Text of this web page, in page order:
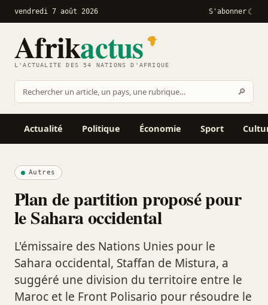
vendredi 7 août 2026 S'abonner
Afrikactus
L'ACTUALITÉ DES 54 NATIONS D'AFRIQUE
Rechercher
sur
Afrikactus
🔎
Actualité Politique Économie Sport
Autres
Plan de partition proposé pour
le Sahara occidental
L'émissaire des Nations Unies pour le
Sahara occidental, Staffan de Mistura, a
suggéré une division du territoire entre le
Maroc et le Front Polisario pour résoudre le